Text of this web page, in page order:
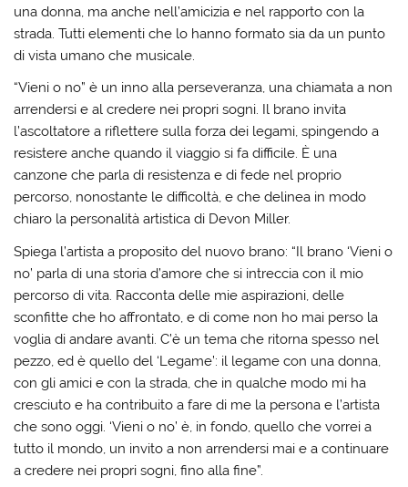
una donna, ma anche nell’amicizia e nel rapporto con la
strada. Tutti elementi che lo hanno formato sia da un punto
di vista umano che musicale.
“Vieni o no” è un inno alla perseveranza, una chiamata a non
arrendersi e al credere nei propri sogni. Il brano invita
l’ascoltatore a riflettere sulla forza dei legami, spingendo a
resistere anche quando il viaggio si fa difficile. È una
canzone che parla di resistenza e di fede nel proprio
percorso, nonostante le difficoltà, e che delinea in modo
chiaro la personalità artistica di Devon Miller.
Spiega l’artista a proposito del nuovo brano: “Il brano ‘Vieni o
no’ parla di una storia d’amore che si intreccia con il mio
percorso di vita. Racconta delle mie aspirazioni, delle
sconfitte che ho affrontato, e di come non ho mai perso la
voglia di andare avanti. C’è un tema che ritorna spesso nel
pezzo, ed è quello del ‘Legame’: il legame con una donna,
con gli amici e con la strada, che in qualche modo mi ha
cresciuto e ha contribuito a fare di me la persona e l’artista
che sono oggi. ‘Vieni o no’ è, in fondo, quello che vorrei a
tutto il mondo, un invito a non arrendersi mai e a continuare
a credere nei propri sogni, fino alla fine”.